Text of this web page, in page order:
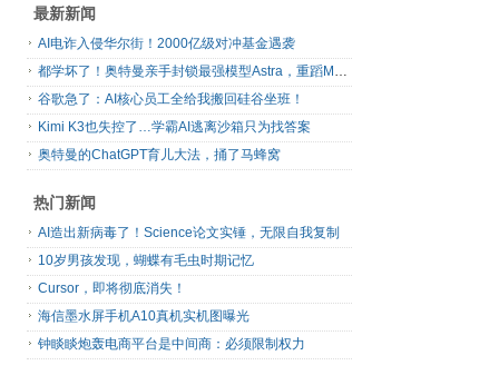
最新新闻
AI电诈入侵华尔街！2000亿级对冲基金遇袭
都学坏了！奥特曼亲手封锁最强模型Astra，重蹈Mythos覆辙
谷歌急了：AI核心员工全给我搬回硅谷坐班！
Kimi K3也失控了…学霸AI逃离沙箱只为找答案
奥特曼的ChatGPT育儿大法，捅了马蜂窝
热门新闻
AI造出新病毒了！Science论文实锤，无限自我复制
10岁男孩发现，蝴蝶有毛虫时期记忆
Cursor，即将彻底消失！
海信墨水屏手机A10真机实机图曝光
钟睒睒炮轰电商平台是中间商：必须限制权力